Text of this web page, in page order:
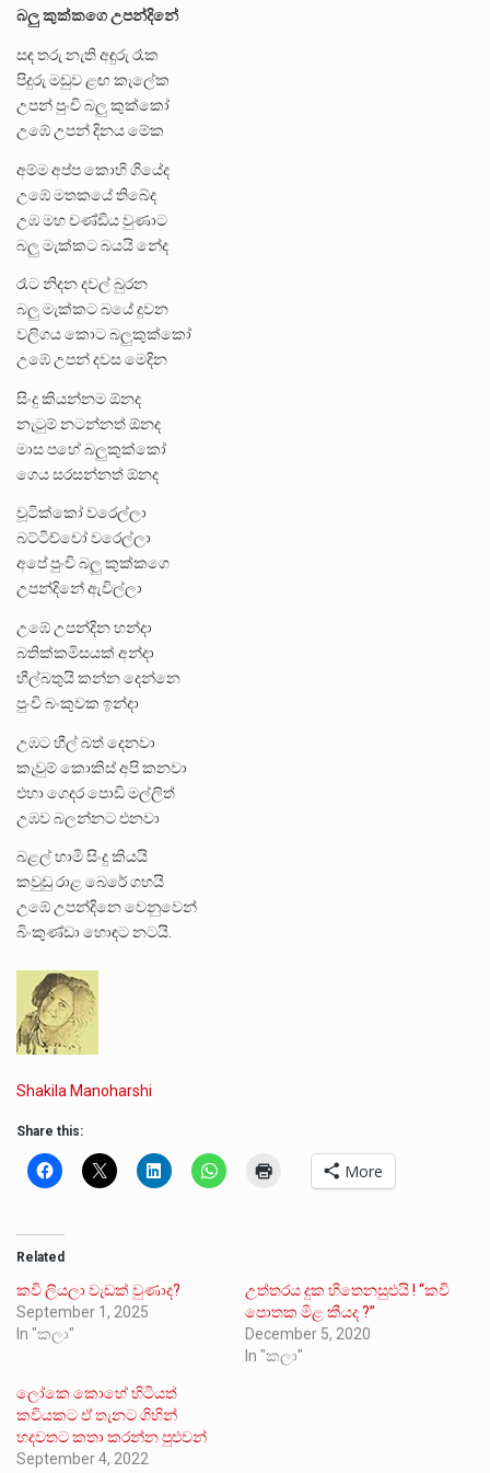
බලු කුක්කගෙ උපන්දිනේ
සඳ තරු නැති අඳුරු රෑක
පිදුරු මඩුව ළඟ කැලේක
උපන් පුංචි බලු කුක්කෝ
උඹේ උපන් දිනය මේක
අම්ම අප්ප කොහි ගියේද
උඹේ මතකයේ තිබේද
උඹ මහ චණ්ඩිය වුණාට
බලු මැක්කට බයයි නේද
රෑට නිදන දවල් බුරන
බලු මැක්කට බයේ දුවන
වලිගය කොට බලුකුක්කෝ
උඹේ උපන් දවස මෙදින
සිංදු කියන්නම ඕනද
නැටුම් නටන්නත් ඕනද
මාස පහේ බලුකුක්කෝ
ගෙය සරසන්නත් ඕනද
චූටික්කෝ වරෙල්ලා
බට්ටිච්චෝ වරෙල්ලා
අපේ පුංචි බලු කුක්කගෙ
උපන්දිනේ ඇවිල්ලා
උඹේ උපන්දින හන්දා
බතික්කමිසයක් අන්දා
හීල්බතුයි කන්න දෙන්නෙ
පුංචි බංකුවක ඉන්දා
උඹට හීල් බත් දෙනවා
කැවුම් කොකිස් අපි කනවා
එහා ගෙදර පොඩි මල්ලිත්
උඹව බලන්නට එනවා
බළල් හාමි සිංදු කියයි
කවුඩු රාළ බෙරේ ගහයි
උඹේ උපන්දිනෙ වෙනුවෙන්
බිංකුණ්ඩා හොඳට නටයි.
Shakila Manoharshi
Share this:
More
Related
කවි ලියලා වැඩක් වුණාද?
September 1, 2025
In "කලා"
උත්තරය දුක හිතෙනසුළුයි ! “කවි
පොතක මිළ කීයද ?”
December 5, 2020
In "කලා"
ලෝකෙ කොහේ හිටියත්
කවියකට ඒ තැනට ගිහින්
හදවතට කතා කරන්න පුළුවන්
September 4, 2022